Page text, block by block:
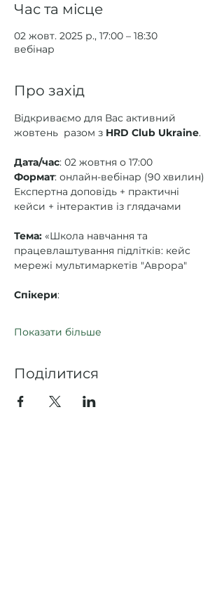
Час та місце
02 жовт. 2025 р., 17:00 – 18:30
вебінар
Про захід
Відкриваємо для Вас активний
жовтень  разом з HRD Club Ukraine.
Дата/час: 02 жовтня о 17:00
Формат: онлайн-вебінар (90 хвилин)
Експертна доповідь + практичні
кейси + інтерактив із глядачами
Тема: «Школа навчання та
працевлаштування підлітків: кейс
мережі мультимаркетів "Аврора"
Спікери:
Показати більше
Поділитися